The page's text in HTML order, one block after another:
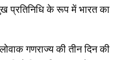
प्रतिनिधि के रूप में भारत का
गणराज्य की तीन दिन की